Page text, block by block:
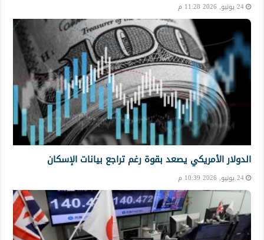
24 يونيو, 2026 11:28 م
الدولار الأمريكي يصعد بقوة رغم تراجع بيانات الإسكان
24 يونيو, 2026 10:39 م